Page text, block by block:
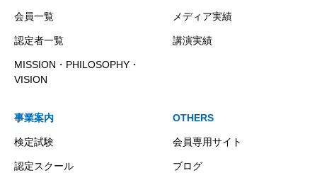
会員一覧
認定者一覧
MISSION・PHILOSOPHY・
VISION
メディア実績
講演実績
事業案内
検定試験
認定スクール
OTHERS
会員専用サイト
ブログ